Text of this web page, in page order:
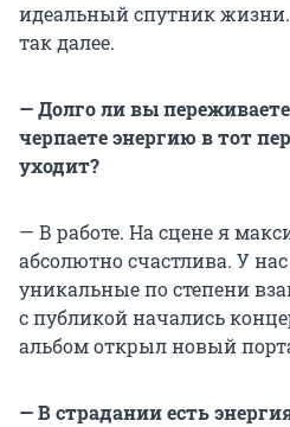
идеальный спутник жизни.
так далее.
— Долго ли вы
черпаете энергию в тот
уходит?
— В работе. На сцене я
абсолютно счастлива. У
уникальные по степени
с публикой начались
альбом открыл новый
— В страдании есть